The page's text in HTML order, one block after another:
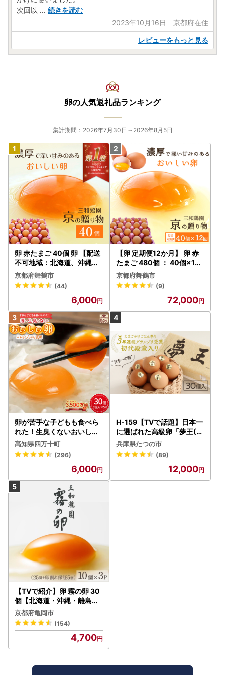
次回以 ... 続きを読む
2023年10月16日 京都府在住
レビューをもっと見る
卵の人気返礼品ランキング
集計期間：2026年7月30日～2026年8月5日
卵 赤たまご 40個 卵 【配送
不可地域：北海道、沖縄、
離島】
京都府舞鶴市
(44)
6,000
【卵 定期便12か月】 卵 赤
たまご 480個 ： 40個×12
回 【配送不可地域：北海道
、沖縄、離島】
京都府舞鶴市
(9)
72,000
卵が苦手な子どもも食べら
れた！生臭くないおいしい
卵 6個入×5P たまご ／Gbn
-A03
高知県四万十町
(296)
6,000
H-159【TVで話題】日本一
に選ばれた高級卵「夢王(3
0個）」たまごかけごはん
祭り3年連続グランプリ受
賞！
兵庫県たつの市
(89)
12,000
【TVで紹介】卵 霧の卵 30
個【北海道・沖縄・離島配
送不可】
京都府亀岡市
(154)
4,700